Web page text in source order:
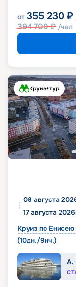
от 355 230 ₽
394 700₽ /чел
Круиз+тур
08 августа
17 августа 2026
Круиз по
(10дн./9нч.)
А.